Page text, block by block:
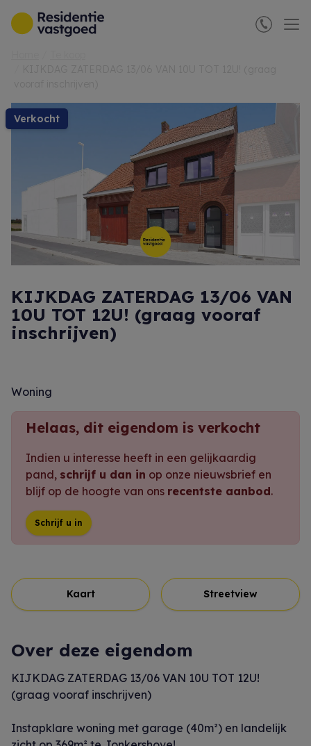
Menu overslaan en naar de inhoud gaan
verkocht
KIJKDAG ZATERDAG 13/06 VAN
10U TOT 12U! (graag vooraf
inschrijven)
Woning
Helaas, dit eigendom is verkocht
Indien u interesse heeft in een gelijkaardig
pand, schrijf u dan in op onze nieuwsbrief en
blijf op de hoogte van ons recentste aanbod.
Schrijf u in
Kaart Streetview
Over deze eigendom
KIJKDAG ZATERDAG 13/06 VAN 10U TOT 12U!
(graag vooraf inschrijven)
Instapklare woning met garage (40m²) en landelijk